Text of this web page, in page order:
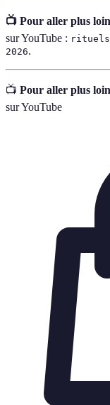
📺 Pour aller plus
sur YouTube : rituels
2026.
📺 Pour aller plus
sur YouTube